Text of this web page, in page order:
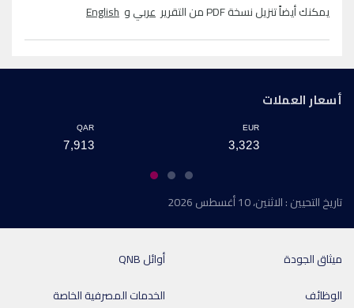
يمكنك أيضاً تنزيل نسخة PDF من التقرير
عربيو English
أسعار العملات
QAR
7,913
EUR
3,323
تاريخ التحيين : الاثنين، 10 أغسطس 2026
أوائل QNB
ميثاق الجودة
الخدمات المصرفية الخاصة
الوظائف